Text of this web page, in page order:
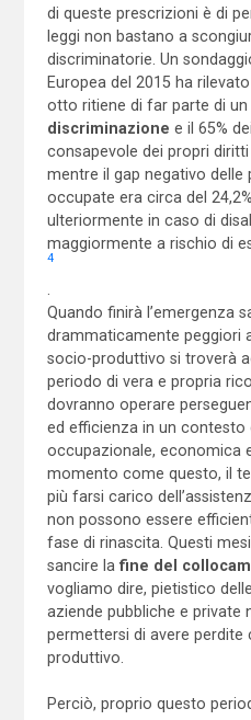
di queste prescrizioni è di
leggi non bastano a
discriminatorie. Un
Europea del 2015 ha
otto ritiene di far parte di un
discriminazione e il 65%
consapevole dei propri
mentre il gap negativo delle
occupate era circa del
ulteriormente in caso di
maggiormente a rischio di
4
Quando finirà l’emergenza
drammaticamente peggiori
socio-produttivo si troverà
periodo di vera e propria
dovranno operare
ed efficienza in un contesto
occupazionale, economica
momento come questo, il
più farsi carico
non possono essere
fase di rinascita. Questi
sancire la fine del
vogliamo dire, pietistico
aziende pubbliche e private
permettersi di avere perdite
produttivo.
Perciò, proprio questo